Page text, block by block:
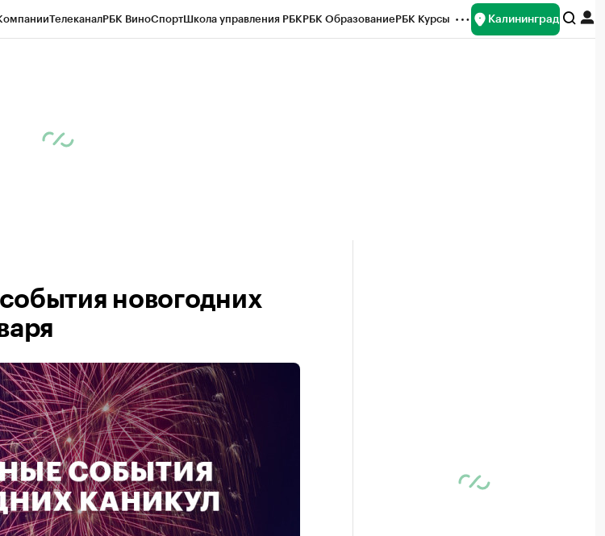
ТелеканалРБК ВиноСпортШкола управления РБКРБК ОбразованиеРБК Курсы Калининград
новогодних